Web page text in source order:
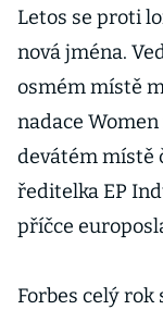
Letos se proti
nová jména.
osmém místě
nadace
devátém místě
ředitelka EP
příčce
Forbes celý rok